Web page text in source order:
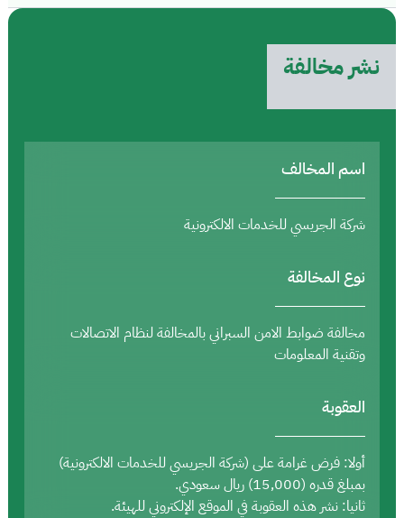
نشر مخالفة
اسم المخالف
شركة الجريسي للخدمات الالكترونية
نوع المخالفة
مخالفة ضوابط الامن السبراني بالمخالفة لنظام الاتصالات
وتقنية المعلومات
العقوبة
أولا: فرض غرامة على (شركة الجريسي للخدمات الالكترونية)
بمبلغ قدره (15,000) ريال سعودي.
ثانيا: نشر هذه العقوبة في الموقع الإلكتروني للهيئة.